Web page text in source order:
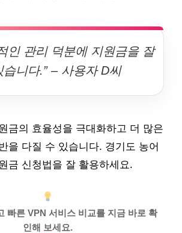
인 관리 덕분에 지원금을 잘
습니다.” – 사용자 D씨
금의 효율성을 극대화하고 더 많은
을 다질 수 있습니다. 경기도 농어
금 신청법을 잘 활용하세요.
빠른 VPN 서비스 비교를 지금 바로 확
인해 보세요.